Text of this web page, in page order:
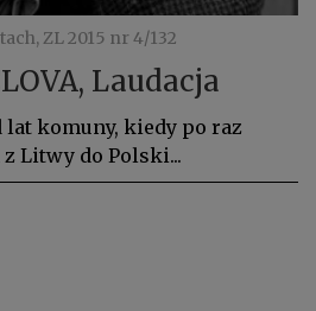
ZL 2015 nr 4/132
Laudacja
lat komuny, kiedy po raz
Litwy do Polski...